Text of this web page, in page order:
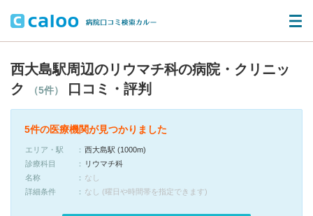
西大島駅周辺のリウマチ科の病院・クリニッ
ク
（5件） 口コミ・評判
5件の医療機関が見つかりました
エリア・駅
西大島駅 (1000m)
診療科目
リウマチ科
名称
なし
詳細条件
なし (曜日や時間帯を指定できます)